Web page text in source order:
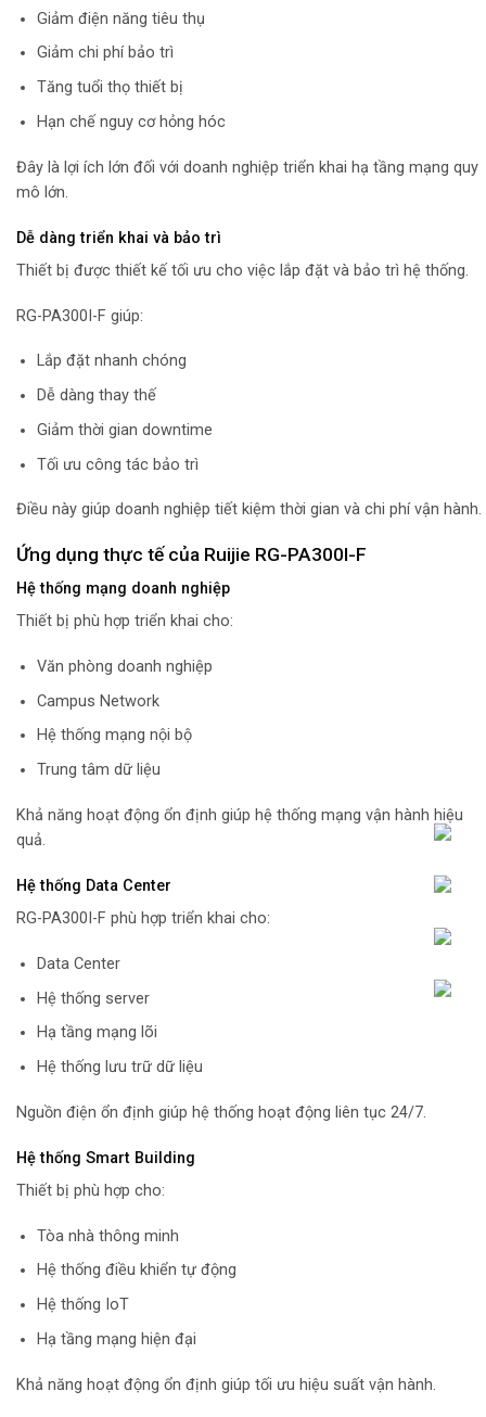
Giảm điện năng tiêu thụ
Giảm chi phí bảo trì
Tăng tuổi thọ thiết bị
Hạn chế nguy cơ hỏng hóc
Đây là lợi ích lớn đối với doanh nghiệp triển khai hạ tầng mạng quy
mô lớn.
Dễ dàng triển khai và bảo trì
Thiết bị được thiết kế tối ưu cho việc lắp đặt và bảo trì hệ thống.
RG-PA300I-F giúp:
Lắp đặt nhanh chóng
Dễ dàng thay thế
Giảm thời gian downtime
Tối ưu công tác bảo trì
Điều này giúp doanh nghiệp tiết kiệm thời gian và chi phí vận hành.
Ứng dụng thực tế của Ruijie RG-PA300I-F
Hệ thống mạng doanh nghiệp
Thiết bị phù hợp triển khai cho:
Văn phòng doanh nghiệp
Campus Network
Hệ thống mạng nội bộ
Trung tâm dữ liệu
Khả năng hoạt động ổn định giúp hệ thống mạng vận hành hiệu
quả.
Hệ thống Data Center
RG-PA300I-F phù hợp triển khai cho:
Data Center
Hệ thống server
Hạ tầng mạng lõi
Hệ thống lưu trữ dữ liệu
Nguồn điện ổn định giúp hệ thống hoạt động liên tục 24/7.
Hệ thống Smart Building
Thiết bị phù hợp cho:
Tòa nhà thông minh
Hệ thống điều khiển tự động
Hệ thống IoT
Hạ tầng mạng hiện đại
Khả năng hoạt động ổn định giúp tối ưu hiệu suất vận hành.